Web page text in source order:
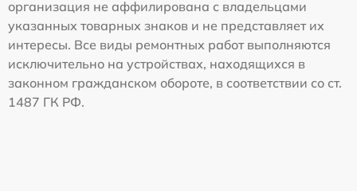
организация не аффилирована с владельцами
указанных товарных знаков и не представляет их
интересы. Все виды ремонтных работ выполняются
исключительно на устройствах, находящихся в
законном гражданском обороте, в соответствии со ст.
1487 ГК РФ.